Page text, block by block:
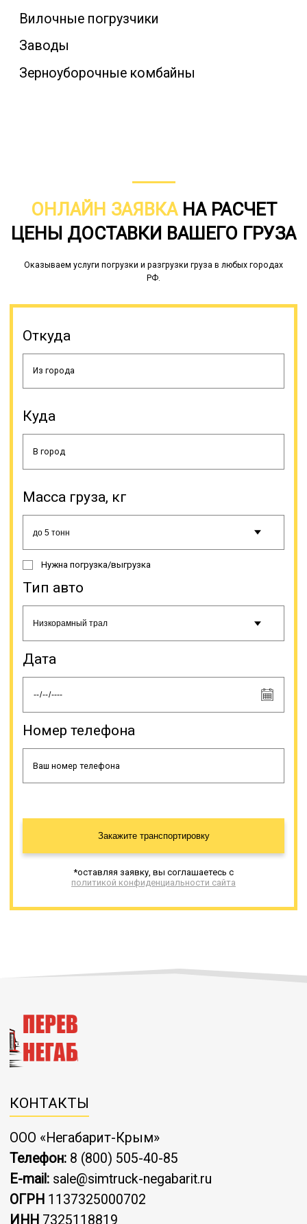
Вилочные погрузчики
Заводы
Зерноуборочные комбайны
ОНЛАЙН ЗАЯВКАНА РАСЧЕТ
ЦЕНЫ ДОСТАВКИ ВАШЕГО ГРУЗА
Оказываем услуги погрузки и разгрузки груза в любых городах
РФ.
Откуда
Куда
Масса груза, кг
Нужна погрузка/выгрузка
Тип авто
Дата
Номер телефона
Закажите транспортировку
*оставляя заявку, вы соглашаетесь с
политикой конфиденциальности сайта
КОНТАКТЫ
ООО «Негабарит-Крым»
Телефон: 8 (800) 505-40-85
E-mail: sale@simtruck-negabarit.ru
ОГРН 1137325000702
ИНН 7325118819